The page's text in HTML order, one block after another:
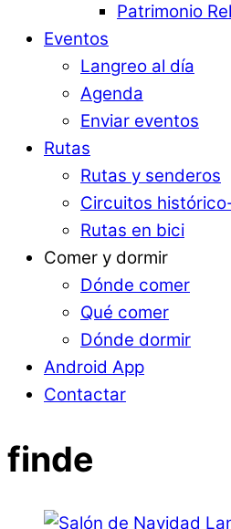
Patrimonio
Eventos
Langreo al día
Agenda
Enviar eventos
Rutas
Rutas y senderos
Circuitos
Rutas en bici
Comer y dormir
Dónde comer
Qué comer
Dónde dormir
Android App
Contactar
finde